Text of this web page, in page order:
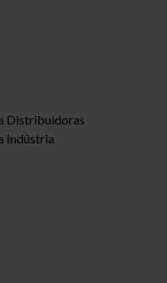
Distribuidoras
Indústria